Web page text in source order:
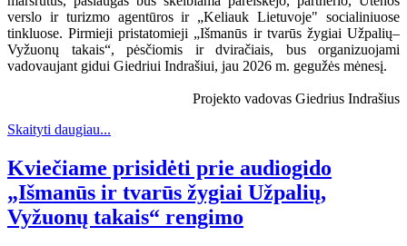
verslo ir turizmo agentūros ir „Keliauk Lietuvoje" socialiniuose
tinkluose. Pirmieji pristatomieji „Išmanūs ir tvarūs žygiai Užpalių–
Vyžuonų takais“, pėsčiomis ir dviračiais, bus organizuojami
vadovaujant gidui Giedriui Indrašiui, jau 2026 m. gegužės mėnesį.
Projekto vadovas Giedrius Indrašius
Skaityti daugiau...
Kviečiame prisidėti prie audiogido
„Išmanūs ir tvarūs žygiai Užpalių,
Vyžuonų takais“ rengimo